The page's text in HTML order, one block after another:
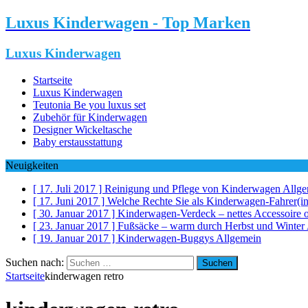
Luxus Kinderwagen - Top Marken
Luxus Kinderwagen
Startseite
Luxus Kinderwagen
Teutonia Be you luxus set
Zubehör für Kinderwagen
Designer Wickeltasche
Baby erstausstattung
Neuigkeiten
[ 17. Juli 2017 ] Reinigung und Pflege von Kinderwagen
[ 17. Juni 2017 ] Welche Rechte Sie als Kinderwagen-
[ 30. Januar 2017 ] Kinderwagen-Verdeck – nettes Accessoire
[ 23. Januar 2017 ] Fußsäcke – warm durch Herbst und Winter
[ 19. Januar 2017 ] Kinderwagen-Buggys Allgemein
Suchen nach:
Startseitekinderwagen retro